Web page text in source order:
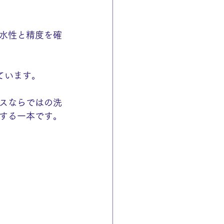
性と精度を確
ます。
ならではの洗
る一本です。